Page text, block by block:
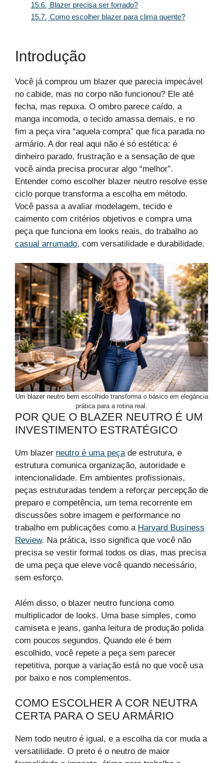
15.6. Blazer precisa ser forrado?
15.7. Como escolher blazer para clima quente?
Introdução
Você já comprou um blazer que parecia impecável
no cabide, mas no corpo não funcionou? Ele até
fecha, mas repuxa. O ombro parece caído, a
manga incomoda, o tecido amassa demais, e no
fim a peça vira “aquela compra” que fica parada no
armário. A dor real aqui não é só estética: é
dinheiro parado, frustração e a sensação de que
você ainda precisa procurar algo “melhor”.
Entender como escolher blazer neutro resolve esse
ciclo porque transforma a escolha em método.
Você passa a avaliar modelagem, tecido e
caimento com critérios objetivos e compra uma
peça que funciona em looks reais, do trabalho ao
casual arrumado, com versatilidade e durabilidade.
Um blazer neutro bem escolhido transforma o básico em elegância
prática para a rotina real.
POR QUE O BLAZER NEUTRO É UM
INVESTIMENTO ESTRATÉGICO
Um blazer neutro é uma peçade estrutura, e
estrutura comunica organização, autoridade e
intencionalidade. Em ambientes profissionais,
peças estruturadas tendem a reforçar percepção de
preparo e competência, um tema recorrente em
discussões sobre imagem e performance no
trabalho em publicações como a Harvard Business
Review. Na prática, isso significa que você não
precisa se vestir formal todos os dias, mas precisa
de uma peça que eleve você quando necessário,
sem esforço.
Além disso, o blazer neutro funciona como
multiplicador de looks. Uma base simples, como
camiseta e jeans, ganha leitura de produção polida
com poucos segundos. Quando ele é bem
escolhido, você repete a peça sem parecer
repetitiva, porque a variação está no que você usa
por baixo e nos complementos.
COMO ESCOLHER A COR NEUTRA
CERTA PARA O SEU ARMÁRIO
Nem todo neutro é igual, e a escolha da cor muda a
versatilidade. O preto é o neutro de maior